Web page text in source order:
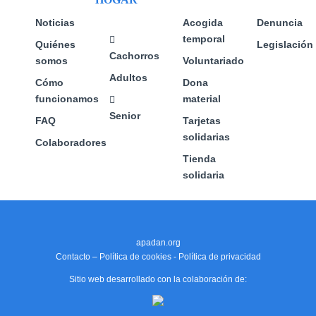
página
producto
Noticias
Quiénes
somos
Cómo
funcionamos
FAQ
Colaboradores
Cachorros
Adultos
Senior
Acogida
temporal
Voluntariado
Dona
material
Tarjetas
solidarias
Tienda
solidaria
Denuncia
Legislación
apadan.org
Contacto– Política de cookies- Política de privacidad
Sitio web desarrollado con la colaboración de: